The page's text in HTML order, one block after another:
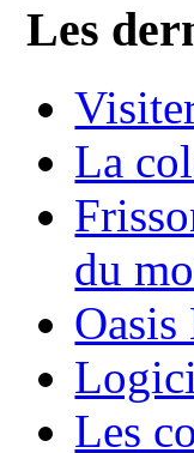
Les
La
du
Les